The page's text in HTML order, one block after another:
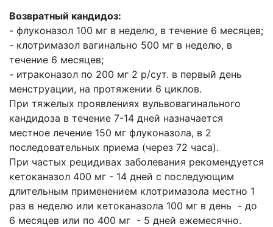
Возвратный кандидоз:
- флуконазол 100 мг в неделю, в течение 6 месяцев;
- клотримазол вагинально 500 мг в неделю, в
течение 6 месяцев;
- итраконазол по 200 мг 2 р/сут. в первый день
менструации, на протяжении 6 циклов.
При тяжелых проявлениях вульвовагинального
кандидоза в течение 7-14 дней назначается
местное лечение 150 мг флуконазола, в 2
последовательных приема (через 72 часа).
При частых рецидивах заболевания рекомендуется
кетоканазол 400 мг - 14 дней с последующим
длительным применением клотримазола местно 1
раз в неделю или кетоканазола 100 мг в день - до
6 месяцев или по 400 мг - 5 дней ежемесячно.